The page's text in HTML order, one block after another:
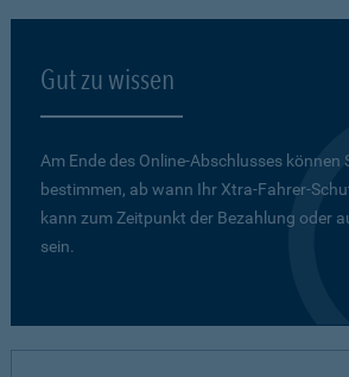
Gut zu wissen
Am Ende des Online-Abschlusses können
bestimmen, ab wann Ihr Xtra-Fahrer-
kann zum Zeitpunkt der Bezahlung oder
sein.